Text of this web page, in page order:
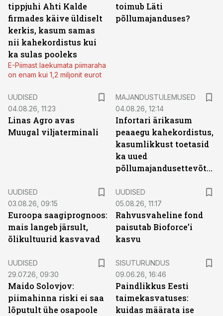
tippjuhi Ahti Kalde
firmades käive üldiselt
kerkis, kasum samas
nii kahekordistus kui
ka sulas pooleks
E-Piimast laekumata piimaraha
on enam kui 1,2 miljonit eurot
toimub Läti
põllumajanduses?
UUDISED
04.08.26, 11:23
Linas Agro avas
Muugal viljaterminali
MAJANDUSTULEMUSED
04.08.26, 12:14
Infortari ärikasum
peaaegu kahekordistus,
kasumlikkust toetasid
ka uued
põllumajandusettevõtted
UUDISED
03.08.26, 09:15
Euroopa saagiprognoos:
mais langeb järsult,
õlikultuurid kasvavad
UUDISED
05.08.26, 11:17
Rahvusvaheline fond
paisutab Bioforce’i
kasvu
UUDISED
29.07.26, 09:30
Maido Solovjov:
piimahinna riski ei saa
lõputult ühe osapoole
SISUTURUNDUS
09.06.26, 16:46
Paindlikkus Eesti
taimekasvatuses:
kuidas määrata ise